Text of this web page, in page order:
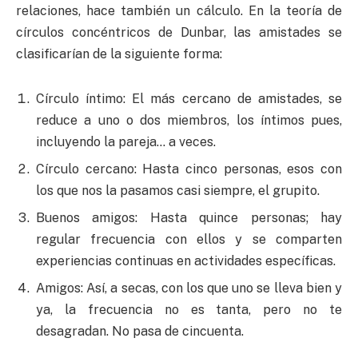
relaciones, hace también un cálculo. En la teoría de
círculos concéntricos de Dunbar, las amistades se
clasificarían de la siguiente forma:
Círculo íntimo: El más cercano de amistades, se
reduce a uno o dos miembros, los íntimos pues,
incluyendo la pareja… a veces.
Círculo cercano: Hasta cinco personas, esos con
los que nos la pasamos casi siempre, el grupito.
Buenos amigos: Hasta quince personas; hay
regular frecuencia con ellos y se comparten
experiencias continuas en actividades específicas.
Amigos: Así, a secas, con los que uno se lleva bien y
ya, la frecuencia no es tanta, pero no te
desagradan. No pasa de cincuenta.